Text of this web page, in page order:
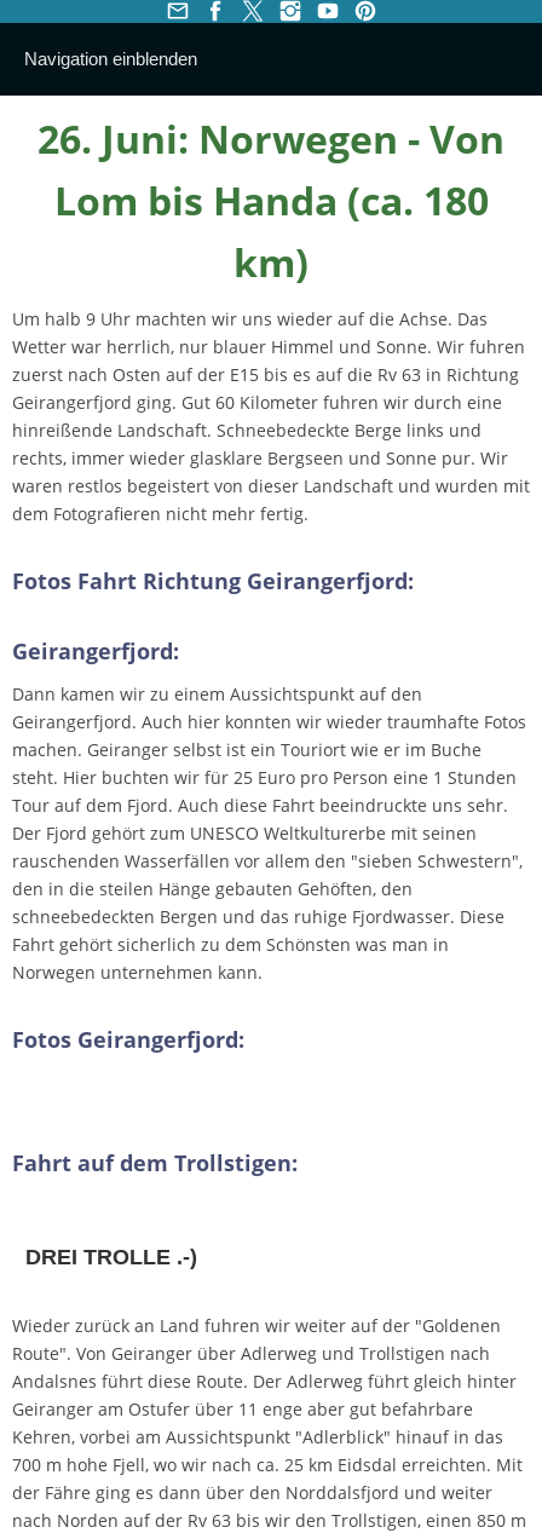
Navigation einblenden
26. Juni: Norwegen - Von
Lom bis Handa (ca. 180
km)
Um halb 9 Uhr machten wir uns wieder auf die Achse. Das
Wetter war herrlich, nur blauer Himmel und Sonne. Wir fuhren
zuerst nach Osten auf der E15 bis es auf die Rv 63 in Richtung
Geirangerfjord ging. Gut 60 Kilometer fuhren wir durch eine
hinreißende Landschaft. Schneebedeckte Berge links und
rechts, immer wieder glasklare Bergseen und Sonne pur. Wir
waren restlos begeistert von dieser Landschaft und wurden mit
dem Fotografieren nicht mehr fertig.
Fotos Fahrt Richtung Geirangerfjord:
Geirangerfjord:
Dann kamen wir zu einem Aussichtspunkt auf den
Geirangerfjord. Auch hier konnten wir wieder traumhafte Fotos
machen. Geiranger selbst ist ein Touriort wie er im Buche
steht. Hier buchten wir für 25 Euro pro Person eine 1 Stunden
Tour auf dem Fjord. Auch diese Fahrt beeindruckte uns sehr.
Der Fjord gehört zum UNESCO Weltkulturerbe mit seinen
rauschenden Wasserfällen vor allem den "sieben Schwestern",
den in die steilen Hänge gebauten Gehöften, den
schneebedeckten Bergen und das ruhige Fjordwasser. Diese
Fahrt gehört sicherlich zu dem Schönsten was man in
Norwegen unternehmen kann.
Fotos Geirangerfjord:
Fahrt auf dem Trollstigen:
DREI TROLLE .-)
Wieder zurück an Land fuhren wir weiter auf der "Goldenen
Route". Von Geiranger über Adlerweg und Trollstigen nach
Andalsnes führt diese Route. Der Adlerweg führt gleich hinter
Geiranger am Ostufer über 11 enge aber gut befahrbare
Kehren, vorbei am Aussichtspunkt "Adlerblick" hinauf in das
700 m hohe Fjell, wo wir nach ca. 25 km Eidsdal erreichten. Mit
der Fähre ging es dann über den Norddalsfjord und weiter
nach Norden auf der Rv 63 bis wir den Trollstigen, einen 850 m